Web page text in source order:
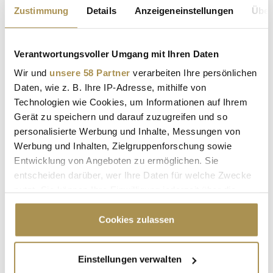
Zustimmung Details Anzeigeneinstellungen
Verantwortungsvoller Umgang mit Ihren Daten
Wir und unsere 58 Partner verarbeiten Ihre persönlichen
Daten, wie z. B. Ihre IP-Adresse, mithilfe von
Technologien wie Cookies, um Informationen auf Ihrem
Gerät zu speichern und darauf zuzugreifen und so
personalisierte Werbung und Inhalte, Messungen von
Werbung und Inhalten, Zielgruppenforschung sowie
Entwicklung von Angeboten zu ermöglichen. Sie
entscheiden darüber, wer Ihre Daten für welche Zwecke
Cookie-Erklärung oder durch Klicken auf das Privacy
Trigger Symbol ändern oder widerrufen
Informationen über Ihre geografische Lage
Cookies zulassen
Einstellungen verwalten
Sicherheitscode bestätigen: *
LEADERSNET.TV